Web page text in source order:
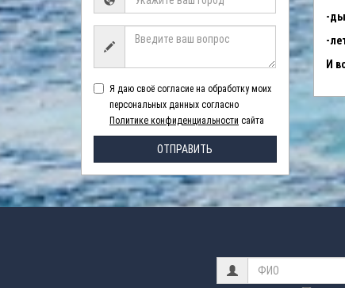
Я даю своё согласие на обработку моих
персональных данных согласно
Политике конфиденциальности сайта
ОТПРАВИТЬ
-
-
И